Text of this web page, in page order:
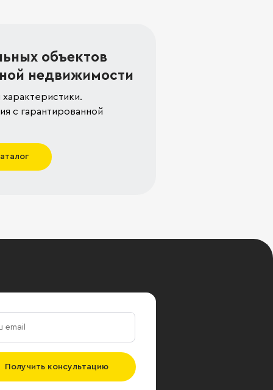
объектов
недвижимости
с гарантированной
Получить консультацию